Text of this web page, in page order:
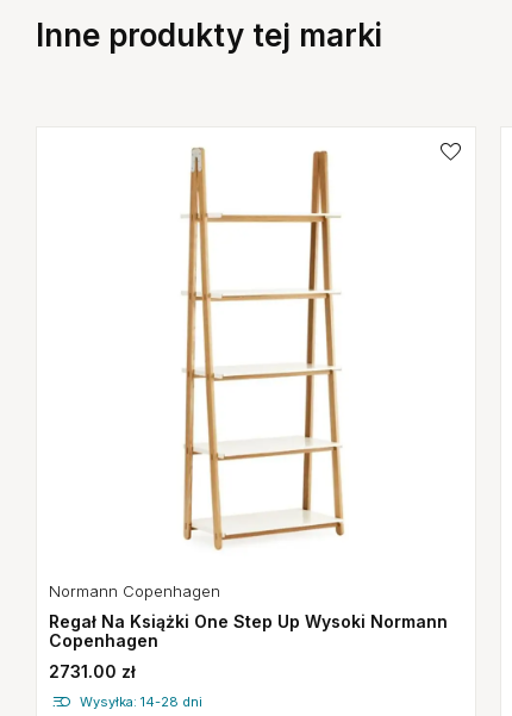
Inne produkty tej marki
Normann Copenhagen
Regał Na Książki One Step Up Wysoki Normann
Copenhagen
2731.00 zł
Wysyłka: 14-28 dni